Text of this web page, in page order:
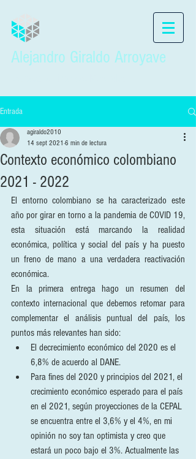
Alejandro Giraldo Arroyave
Entrada
Contexto económico colombiano
2021 - 2022
agiraldo2010
14 sept 2021 6 min de lectura
El entorno colombiano se ha caracterizado este
año por girar en torno a la pandemia de COVID 19,
esta situación está marcando la realidad
económica, política y social del país y ha puesto
un freno de mano a una verdadera reactivación
económica.
En la primera entrega hago un resumen del
contexto internacional que debemos retomar para
complementar el análisis puntual del país, los
puntos más relevantes han sido:
El decrecimiento económico del 2020 es el
6,8% de acuerdo al DANE.
Para fines del 2020 y principios del 2021, el
crecimiento económico esperado para el país
en el 2021, según proyecciones de la CEPAL
se encuentra entre el 3,6% y el 4%, en mi
opinión no soy tan optimista y creo que
estará un poco bajo el 3%. Actualmente las